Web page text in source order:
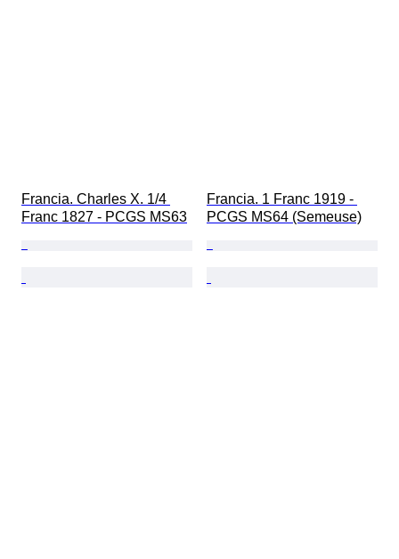
Francia. Charles X. 1/4
Franc 1827 - PCGS MS63
Francia. 1 Franc 1919 -
PCGS MS64 (Semeuse)